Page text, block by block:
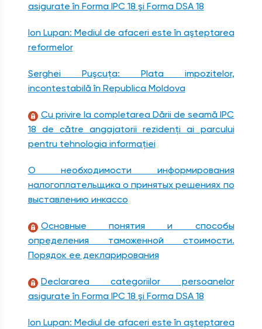
asigurate în Forma IPC 18 şi Forma DSA 18
Ion Lupan: Mediul de afaceri este în aşteptarea
reformelor
Serghei Puşcuţa: Plata impozitelor,
incontestabilă în Republica Moldova
Cu privire la completarea Dării de seamă IPC
18 de către angajatorii rezidenţi ai parcului
pentru tehnologia informaţiei
О необходимости информирования
налогоплательщика о принятых решениях по
выставлению инкассо
Основные понятия и способы
определения таможенной стоимости.
Порядок ее декларирования
Declararea categoriilor persoanelor
asigurate în Forma IPC 18 şi Forma DSA 18
Ion Lupan: Mediul de afaceri este în aşteptarea